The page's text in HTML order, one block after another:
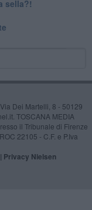
sella?!
Dei Martelli, 8 - 50129
TOSCANA MEDIA
il Tribunale di Firenze
22105 - C.F. e P.Iva
Privacy Nielsen